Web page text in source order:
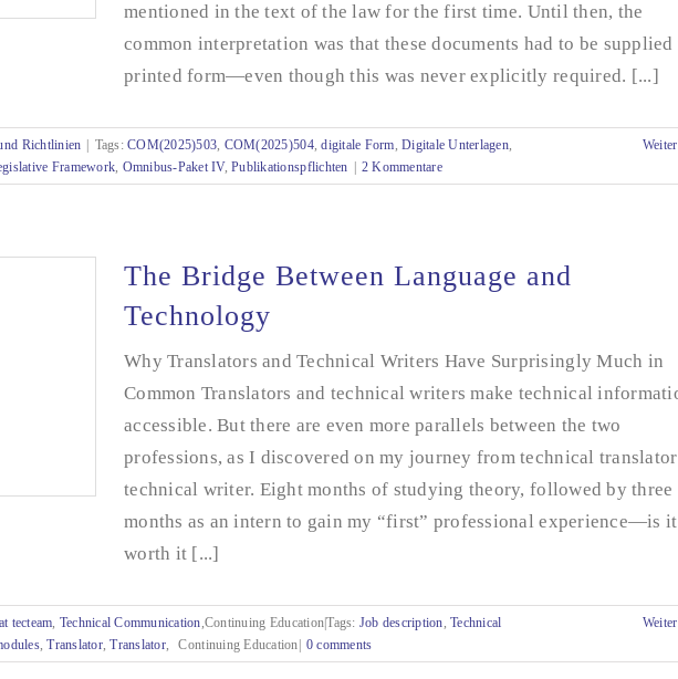
in the
mentioned in the text of the law for the first time. Until then, the
common interpretation was that these documents had to be supplied
printed form—even though this was never explicitly required. [...]
Richtlinien Tags:COM(2025)503, COM(2025)504,digitale Form,Digitale Unterlagen,
Framework, Omnibus-Paket IV,Publikationspflichten 2 Kommentare
and
The Bridge Between Language and
Technology
Why Translators and Technical Writers Have Surprisingly Much in
Common Translators and technical writers make technical
accessible. But there are even more parallels between the two
professions, as I discovered on my journey from technical
technical writer. Eight months of studying theory, followed by three
months as an intern to gain my “first” professional experience—is it
worth it [...]
tecteam, Technical Communication,Continuing Education|Tags: Job description,Technical
,Translator,Translator, Continuing Education| 0 comments